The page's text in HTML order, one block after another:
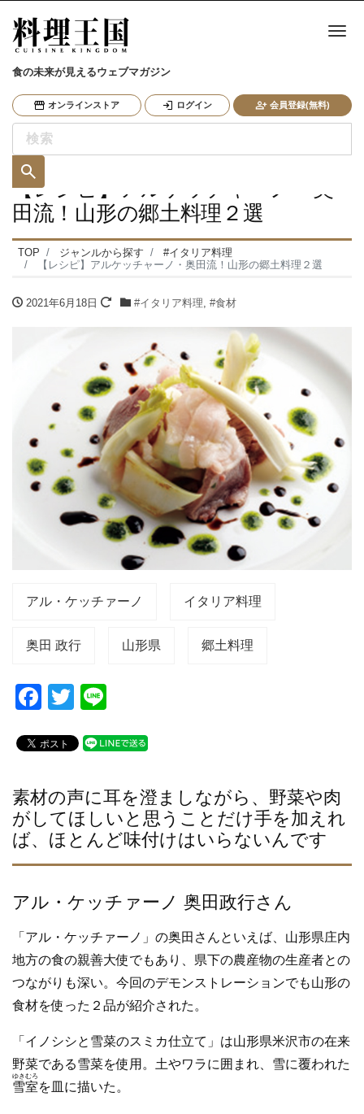
食の未来が見えるウェブマガジン
オンラインストア ログイン 会員登録(無料)
ナ
【レシピ】アルケッチャーノ・奥
田流！山形の郷土料理２選
TOP ジャンルから探す
#イタリア料理
【レシピ】アルケッチャーノ・奥田流！山形の郷土料理２選
2021年6月18日 #イタリア料理, #食材
アル・ケッチァーノ イタリア料理
奥田 政行 山形県 郷土料理
F
c
b
o
o
T
tt
e
素材の声に耳を澄ましながら、野菜や肉
がしてほしいと思うことだけ手を加えれ
ば、ほとんど味付けはいらないんです
アル・ケッチァーノ 奥田政行さん
「アル・ケッチァーノ」の奥田さんといえば、山形県庄内
地方の食の親善大使でもあり、県下の農産物の生産者との
つながりも深い。今回のデモンストレーションでも山形の
食材を使った２品が紹介された。
「イノシシと雪菜のスミカ仕立て」は山形県米沢市の在来
野菜である雪菜を使用。土やワラに囲まれ、雪に覆われた
雪室
ゆきむろ
を皿に描いた。